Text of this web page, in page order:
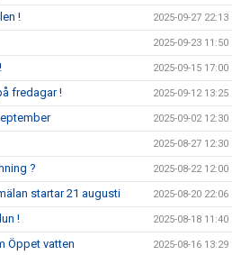
! 2025-09-27 22:13
2025-09-23 11:50
2025-09-15 17:00
fredagar ! 2025-09-12 13:25
2025-09-02 12:30
2025-08-27 12:30
? 2025-08-22 12:00
startar 21 augusti 2025-08-20 22:06
! 2025-08-18 11:40
Öppet vatten 2025-08-16 13:29